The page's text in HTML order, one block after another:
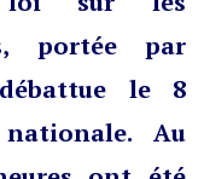
portée par
le 8
nationale. Au